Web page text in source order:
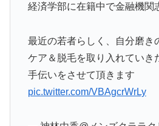
経済学部に在籍中で金融機
最近の若者らしく、自分磨き
ケア＆脱毛を取り入れていき
手伝いをさせて頂きます
pic.twitter.com/VBAgcrWrLy